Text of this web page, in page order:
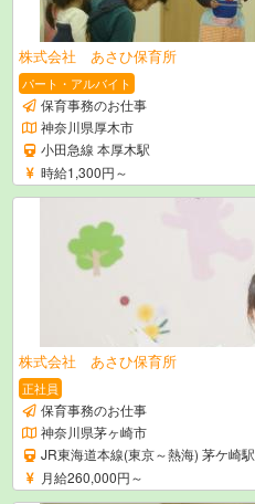
株式会社 あさひ保育所
パート・アルバイト
保育事務のお仕事
神奈川県厚木市
小田急線 本厚木駅
時給1,300円～
株式会社 あさひ保育所
正社員
保育事務のお仕事
神奈川県茅ヶ崎市
JR東海道本線(東京～熱海) 茅ケ崎駅
月給260,000円～